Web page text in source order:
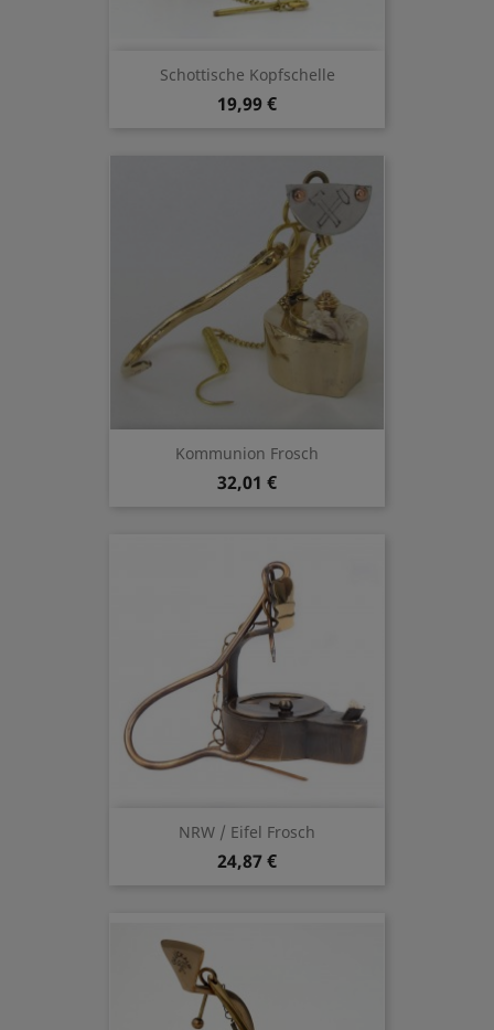
Schottische Kopfschelle
19,99 €
Kommunion Frosch
32,01 €
NRW / Eifel Frosch
24,87 €